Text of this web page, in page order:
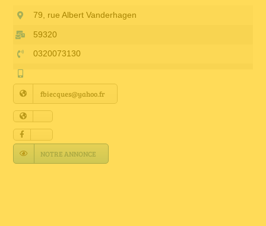
Petites annonces
Annuaire Fournisseurs
Actualités
Contact
79, rue Albert Vanderhagen
59320
0320073130
fbiecques@yahoo.fr
NOTRE ANNONCE